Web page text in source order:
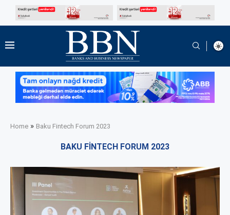
Home » Baku Fintech Forum 2023
BAKU FINTECH FORUM 2023